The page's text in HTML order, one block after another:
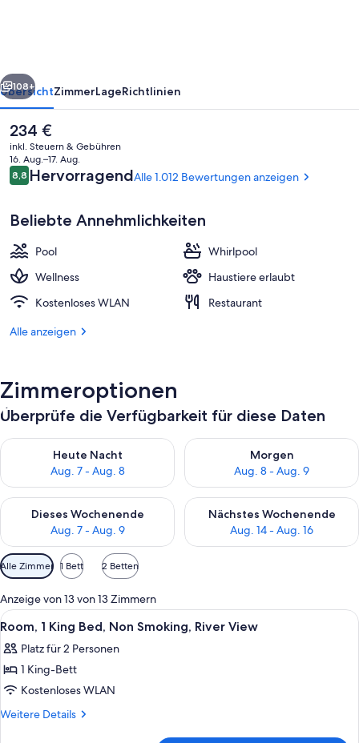
Hilton
4 Restaurants; Frühstück,
Weiter
108+
ÜbersichtZimmerLageRichtlinien
Der
aktuelle
Preis
beträgt
234 €.
234 €
inkl. Steuern & Gebühren
16. Aug.–17. Aug.
Bewertungen
8,88,8 von 10.
HervorragendAlle 1.012 Bewertungen anzeigen
Beliebte Annehmlichkeiten
Pool
Whirlpool
Wellness
Haustiere erlaubt
Kostenloses WLAN
Restaurant
Alle anzeigen
Zimmeroptionen
Überprüfe die Verfügbarkeit für diese Daten
Heute Nacht
Aug. 7 - Aug. 8
Überprüfe die Verfügbarkeit für heute Nacht, Aug. 7 - Aug. 8.
Morgen
Aug. 8 - Aug. 9
Überprüfe die Verfügbarkeit
Dieses Wochenende
Aug. 7 - Aug. 9
Überprüfe die Verfügbarkeit für dieses Wochenende, Aug. 7
Nächstes Wochenende
Aug. 14 - Aug. 16
Überprüfe die Verfügbarkeit
Verfügbare
Filter
für
Zimmer
Alle Zimmer 1 Bett 2 Betten
Anzeige von 13 von 13 Zimmern
Alle
Fotos
für
Room,
1
King
Ein Hotelzimmer mit einem großen
2
Room, 1 King Bed, Non Smoking, River View
Platz für 2 Personen
1 King-Bett
Kostenloses WLAN
Weitere Details
Weitere